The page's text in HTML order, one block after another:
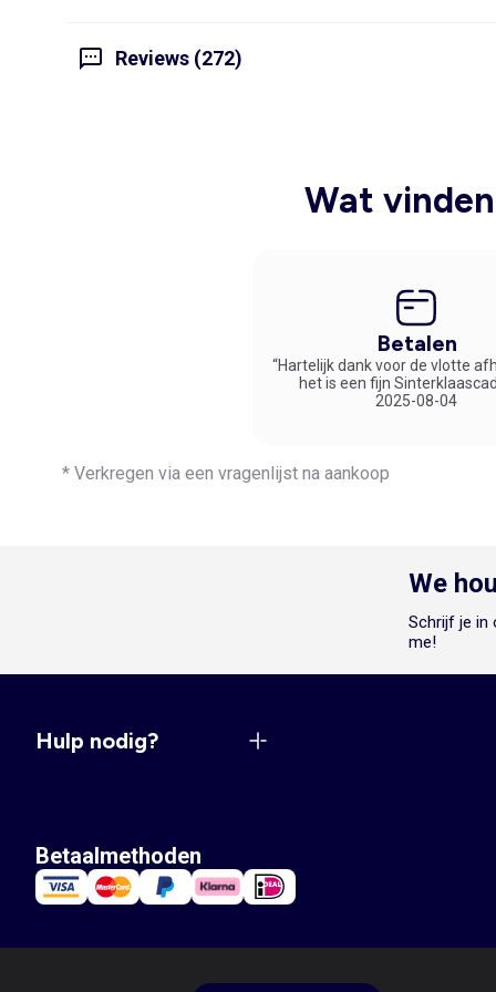
Reviews (272)
Wat
Betalen
“Hartelijk dank voor de vlotte
het is een fijn
2025-08-04
* Verkregen via een vragenlijst na aankoop
We
Schrijf je in
me!
Hulp nodig?
Betaalmethoden